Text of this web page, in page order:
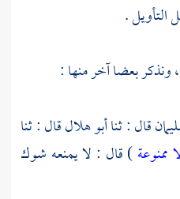
التأويل .
ونذكر بعضا آخر منها :
قال : ثناأبو هلالقال : ثنا
ممنوعة) قال : لا يمنعه شوك